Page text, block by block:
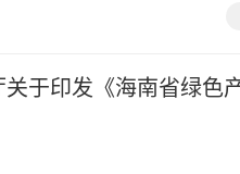
于印发《海南省绿色